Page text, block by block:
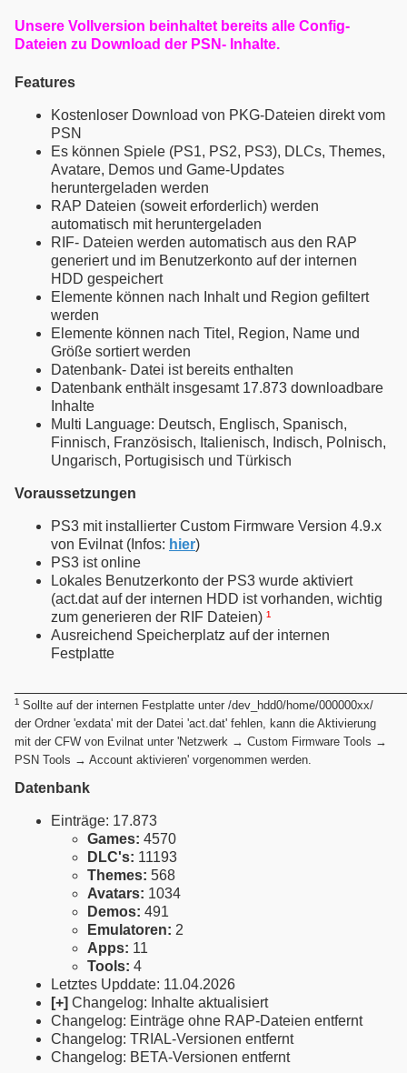
Unsere Vollversion beinhaltet bereits alle Config-
Dateien zu Download der PSN- Inhalte.
Features
Kostenloser Download von PKG-Dateien direkt vom
PSN
Es können Spiele (PS1, PS2, PS3), DLCs, Themes,
Avatare, Demos und Game-Updates
heruntergeladen werden
RAP Dateien (soweit erforderlich) werden
automatisch mit heruntergeladen
RIF- Dateien werden automatisch aus den RAP
generiert und im Benutzerkonto auf der internen
HDD gespeichert
Elemente können nach Inhalt und Region gefiltert
werden
Elemente können nach Titel, Region, Name und
Größe sortiert werden
Datenbank- Datei ist bereits enthalten
Datenbank enthält insgesamt 17.873 downloadbare
Inhalte
Multi Language: Deutsch, Englisch, Spanisch,
Finnisch, Französisch, Italienisch, Indisch, Polnisch,
Ungarisch, Portugisisch und Türkisch
Voraussetzungen
PS3 mit installierter Custom Firmware Version 4.9.x
von Evilnat (Infos: hier)
PS3 ist online
Lokales Benutzerkonto der PS3 wurde aktiviert
(act.dat auf der internen HDD ist vorhanden, wichtig
zum generieren der RIF Dateien) ¹
Ausreichend Speicherplatz auf der internen
Festplatte
¹ Sollte auf der internen Festplatte unter /dev_hdd0/home/000000xx/
der Ordner 'exdata' mit der Datei 'act.dat' fehlen, kann die Aktivierung
mit der CFW von Evilnat unter 'Netzwerk → Custom Firmware Tools →
PSN Tools → Account aktivieren' vorgenommen werden.
Datenbank
Einträge: 17.873
Games: 4570
DLC's: 11193
Themes: 568
Avatars: 1034
Demos: 491
Emulatoren: 2
Apps: 11
Tools: 4
Letztes Upddate: 11.04.2026
[+] Changelog: Inhalte aktualisiert
Changelog: Einträge ohne RAP-Dateien entfernt
Changelog: TRIAL-Versionen entfernt
Changelog: BETA-Versionen entfernt